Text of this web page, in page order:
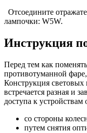
Отсоедините
лампочки: W5W.
Инструкция
Перед тем как
противотуманной
Конструкция
встречается разная и
доступа к устройствам
со стороны
путем снятия